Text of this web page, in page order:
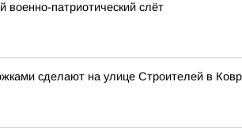
патриотический слёт
сделают на улице Строителей в